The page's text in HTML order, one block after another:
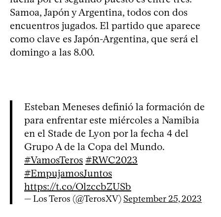
Samoa, Japón y Argentina, todos con dos
encuentros jugados. El partido que aparece
como clave es Japón-Argentina, que será el
domingo a las 8.00.
Esteban Meneses definió la formación de
para enfrentar este miércoles a Namibia
en el Stade de Lyon por la fecha 4 del
Grupo A de la Copa del Mundo.
#VamosTeros #RWC2023
#EmpujamosJuntos
https://t.co/OlzccbZUSb
— Los Teros (@TerosXV) September 25, 2023